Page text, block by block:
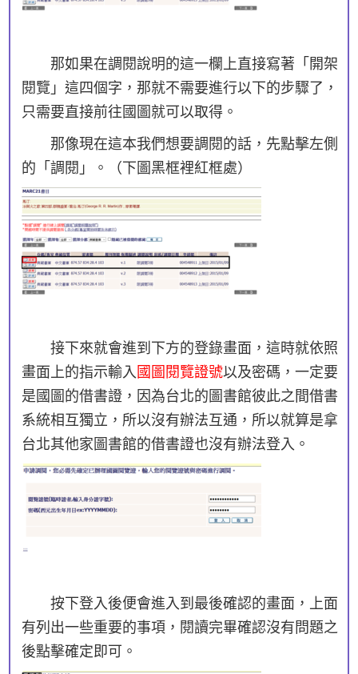
那如果在調閱說明的這一欄上直接寫著「開架
閱覽」這四個字，那就不需要進行以下的步驟了，
只需要直接前往國圖就可以取得。
那像現在這本我們想要調閱的話，先點擊左側
的「調閱」。（下圖黑框裡紅框處）
接下來就會進到下方的登錄畫面，這時就依照
畫面上的指示輸入 國圖閱覽證號以及密碼，一定要
是國圖的借書證，因為台北的圖書館彼此之間借書
系統相互獨立，所以沒有辦法互通，所以就算是拿
台北其他家圖書館的借書證也沒有辦法登入。
按下登入後便會進入到最後確認的畫面，上面
有列出一些重要的事項，閱讀完畢確認沒有問題之
後點擊確定即可。